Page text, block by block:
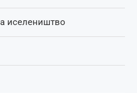
иселеништво